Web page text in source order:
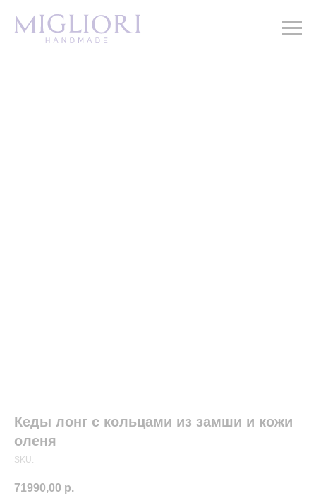
Кеды лонг с кольцами из замши и кожи
оленя
SKU:
71990,00 р.